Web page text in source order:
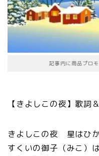
記事内に商品プロ
【きよしこの夜】歌詞
きよしこの夜 星はひ
すくいの御子（みこ）